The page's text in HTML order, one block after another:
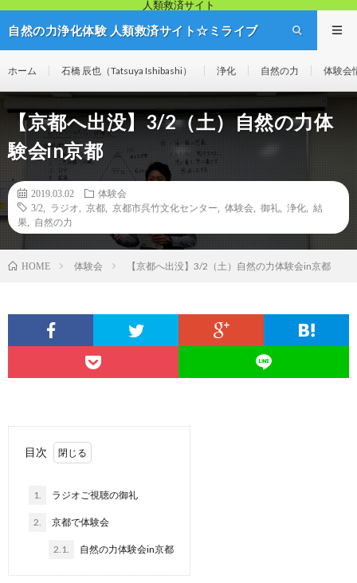
人類救済サイト
自然の力浄化体験 人類救済サイト☆ミライブ
ホーム 石橋 辰也（Tatsuya Ishibashi） 浄化 自然の力 体験会
【京都へ出没】3/2（土）自然の力体
験会in京都
2019.03.02
体験会
3/2
ラジオ 京都 京都市呉竹文化センター 体験会 御礼 浄化
結
果
自然の力
HOME 体験会 【京都へ出没】3/2（土）自然の力体験会in京都
目次
1. ラジオご視聴の御礼
2. 京都で体験会
2.1. 自然の力体験会in京都